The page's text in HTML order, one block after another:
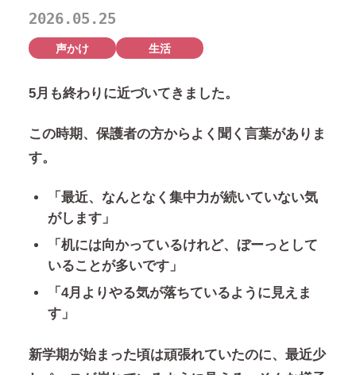
2026.05.25
声かけ 生活
5月も終わりに近づいてきました。
この時期、保護者の方からよく聞く言葉がありま
す。
「最近、なんとなく集中力が続いていない気
がします」
「机には向かっているけれど、ぼーっとして
いることが多いです」
「4月よりやる気が落ちているように見えま
す」
新学期が始まった頃は頑張れていたのに、最近少